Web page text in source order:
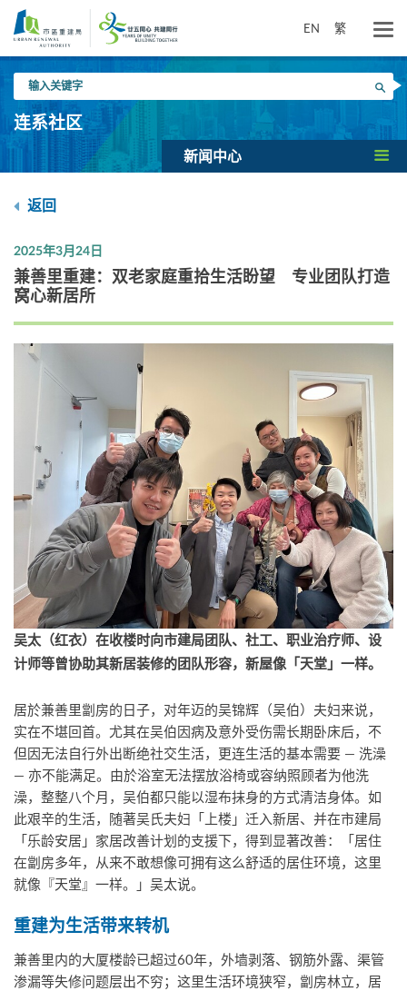
要
EN 繁
入
关
键
搜寻
连系社区
新闻中心
返回
2025年3月24日
兼善里重建：双老家庭重拾生活盼望 专业团队打造
窝心新居所
吴太（红衣）在收楼时向市建局团队、社工、职业治疗师、设
计师等曾协助其新居装修的团队形容，新屋像「天堂」一样。
居於兼善里劏房的日子，对年迈的吴锦辉（吴伯）夫妇来说，
实在不堪回首。尤其在吴伯因病及意外受伤需长期卧床后，不
但因无法自行外出断绝社交生活，更连生活的基本需要 — 洗澡
— 亦不能满足。由於浴室无法摆放浴椅或容纳照顾者为他洗
澡，整整八个月，吴伯都只能以湿布抹身的方式清洁身体。如
此艰辛的生活，随著吴氏夫妇「上楼」迁入新居、并在市建局
「乐龄安居」家居改善计划的支援下，得到显著改善：「居住
在劏房多年，从来不敢想像可拥有这么舒适的居住环境，这里
就像『天堂』一样。」吴太说。
重建为生活带来转机
兼善里内的大厦楼龄已超过60年，外墙剥落、钢筋外露、渠管
渗漏等失修问题层出不穷；这里生活环境狭窄，劏房林立，居